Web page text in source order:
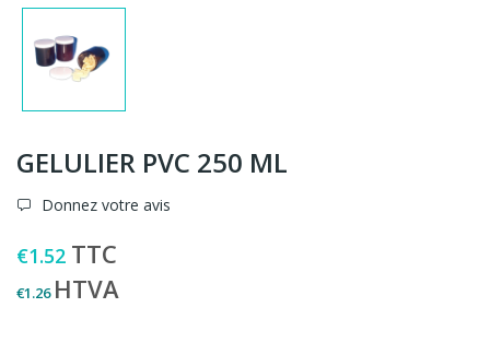
GELULIER PVC 250 ML
Donnez votre avis
€1.52 TTC
€1.26 HTVA